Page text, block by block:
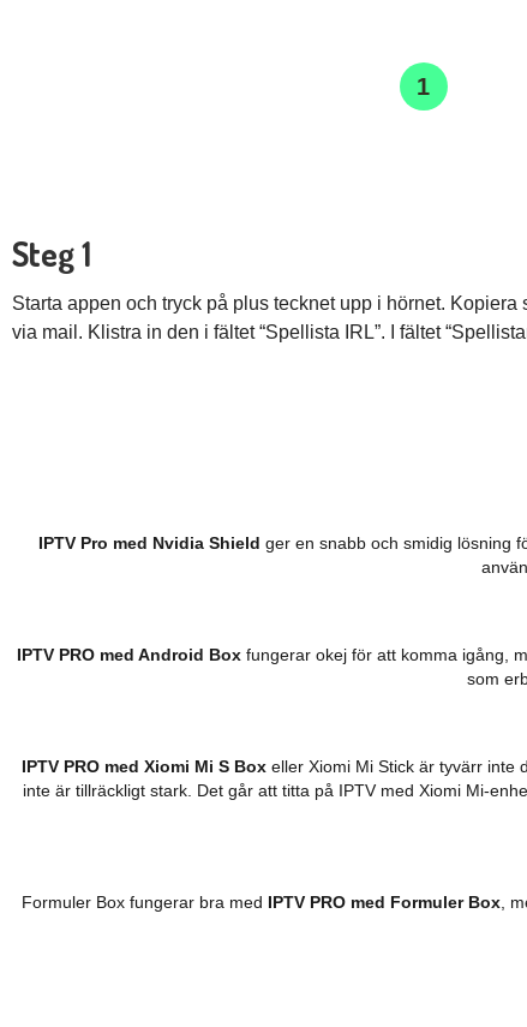
1
Steg 1
Starta appen och tryck på plus tecknet upp i hörnet.
via mail. Klistra in den i fältet “Spellista IRL”. I fältet
IPTV Pro med Nvidia Shield ger en snabb och smidig lösning
IPTV PRO med Android Boxfungerar okej för att komma igång,
som
IPTV PRO med Xiomi Mi S Box eller Xiomi Mi Stick är tyvärr inte
inte är tillräckligt stark. Det går att titta på IPTV med Xiomi Mi-
Formuler Box fungerar bra med IPTV PRO med Formuler Box ,